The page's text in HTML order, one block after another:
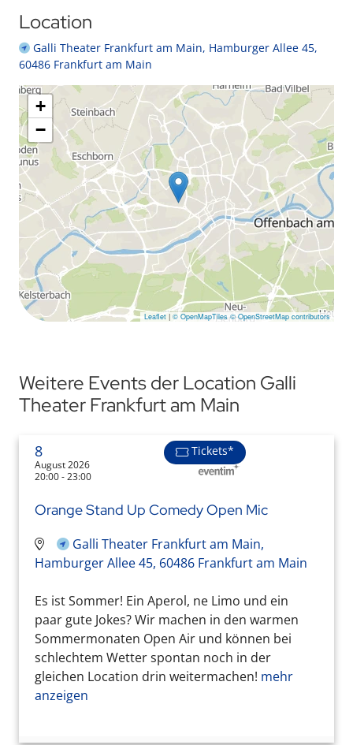
Location
Galli Theater Frankfurt am Main, Hamburger Allee 45,
60486 Frankfurt am Main
+
−
Leaflet | © OpenMapTiles © OpenStreetMap contributors
Weitere Events der Location Galli
Theater Frankfurt am Main
8
August 2026
20:00 - 23:00
Tickets*
Orange Stand Up Comedy Open Mic
Galli Theater Frankfurt am Main,
Hamburger Allee 45, 60486 Frankfurt am Main
Es ist Sommer! Ein Aperol, ne Limo und ein
paar gute Jokes? Wir machen in den warmen
Sommermonaten Open Air und können bei
schlechtem Wetter spontan noch in der
gleichen Location drin weitermachen! mehr
anzeigen